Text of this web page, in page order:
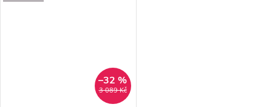
3 089 Kč
–32 %